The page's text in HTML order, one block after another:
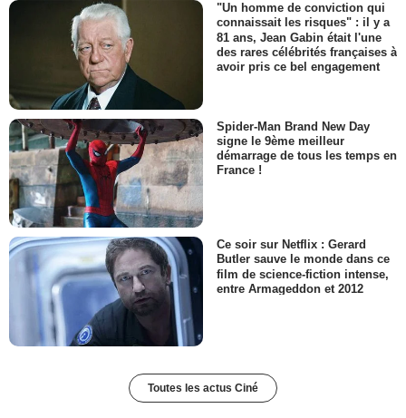
"Un homme de conviction qui
connaissait les risques" : il y a
81 ans, Jean Gabin était l'une
des rares célébrités françaises à
avoir pris ce bel engagement
Spider-Man Brand New Day
signe le 9ème meilleur
démarrage de tous les temps en
France !
Ce soir sur Netflix : Gerard
Butler sauve le monde dans ce
film de science-fiction intense,
entre Armageddon et 2012
Toutes les actus Ciné